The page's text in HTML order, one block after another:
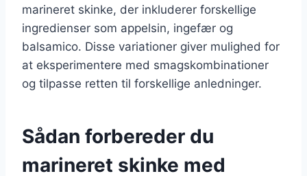
marineret skinke, der inkluderer forskellige
ingredienser som appelsin, ingefær og
balsamico. Disse variationer giver mulighed for
at eksperimentere med smagskombinationer
og tilpasse retten til forskellige anledninger.
Sådan forbereder du
marineret skinke med